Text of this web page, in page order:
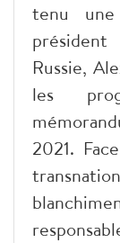
tenu
Russie,
les
2021.